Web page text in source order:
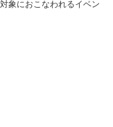
象におこなわれるイベン